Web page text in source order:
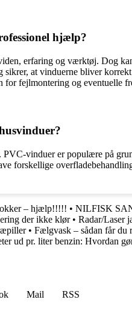
hjælp?
erfaring og værktøj. Dog
sikrer, at vinduerne bliver
fejlmontering og eventuelle
vinduer er populære på
forskellige
– hjælp!!!!! • NILFISK
der ikke klør• Radar/Laser
• Fælgvask – sådan får du
ud pr. liter benzin: Hvordan
Mail
RSS